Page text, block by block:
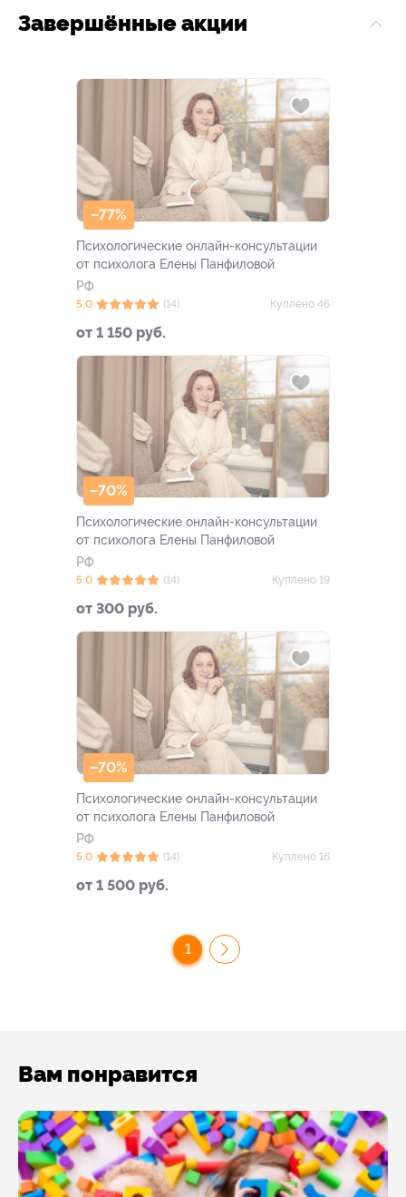
Завершённые акции
–77%
Психологические онлайн-консультации
от психолога Елены Панфиловой
РФ
от 1 150 руб.
5.0 (14) Куплено 46
–70%
Психологические онлайн-консультации
от психолога Елены Панфиловой
РФ
от 300 руб.
5.0 (14) Куплено 19
–70%
Психологические онлайн-консультации
от психолога Елены Панфиловой
РФ
от 1 500 руб.
5.0 (14) Куплено 16
1
Вам понравится